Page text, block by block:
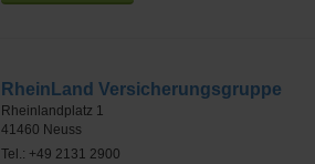
RheinLand Versicherungsgruppe
Rheinlandplatz 1
41460 Neuss
Tel.: +49 2131 2900